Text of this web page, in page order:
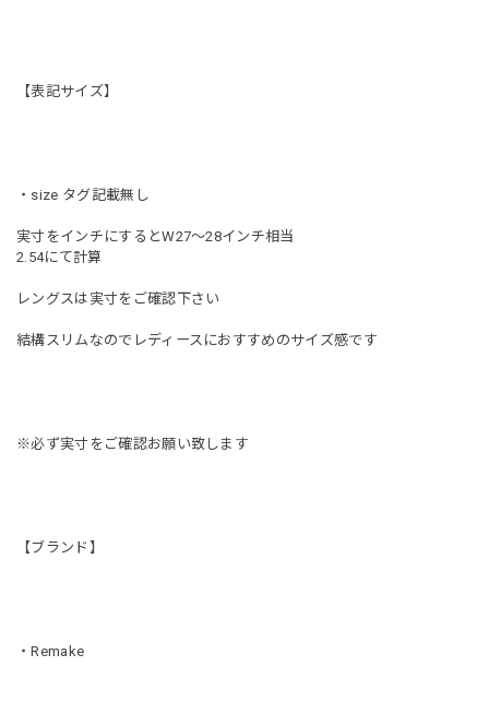
【表記サイズ】
・size タグ記載無し
実寸をインチにするとW27〜28インチ相当
2.54にて計算
レングスは実寸をご確認下さい
結構スリムなのでレディースにおすすめのサイズ感です
※必ず実寸をご確認お願い致します
【ブランド】
・Remake